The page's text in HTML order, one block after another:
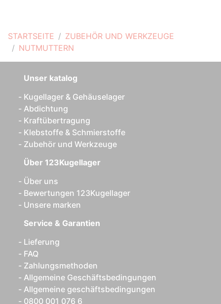
STARTSEITE
ZUBEHÖR UND WERKZEUGE
NUTMUTTERN
Unser katalog
Kugellager & Gehäuselager
Abdichtung
Kraftübertragung
Klebstoffe & Schmierstoffe
Zubehör und Werkzeuge
Über 123Kugellager
Über uns
Bewertungen 123Kugellager
Unsere marken
Service & Garantien
Lieferung
FAQ
Zahlungsmethoden
Allgemeine Geschäftsbedingungen
Allgemeine geschäftsbedingungen
0800 001 076 6